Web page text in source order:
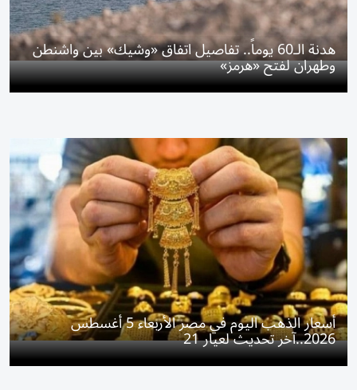
هدنة الـ60 يوماً.. تفاصيل اتفاق «وشيك» بين واشنطن
وطهران لفتح «هرمز»
أسعار الذهب اليوم في مصر الأربعاء 5 أغسطس
2026..آخر تحديث لعيار 21